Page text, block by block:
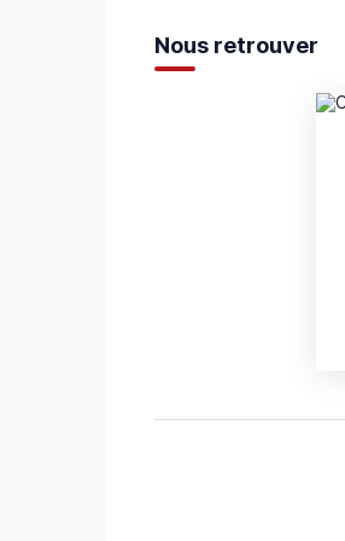
Nous retrouver